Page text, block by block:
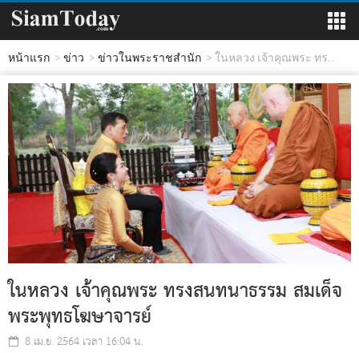
หน้าแรก ข่าว ข่าวในพระราชสำนัก ในหลวง เจ้าคุณพระ ทร...
ในหลวง เจ้าคุณพระ ทรงสนทนาธรรม สมเด็จ
พระพุทธโฆษาจารย์
8 เม.ย. 2564 เวลา 16:04 น.